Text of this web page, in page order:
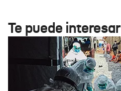
Te puede interesar